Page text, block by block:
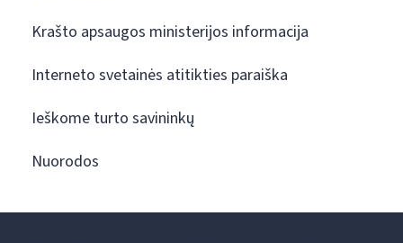
Krašto apsaugos ministerijos informacija
Interneto svetainės atitikties paraiška
Ieškome turto savininkų
Nuorodos